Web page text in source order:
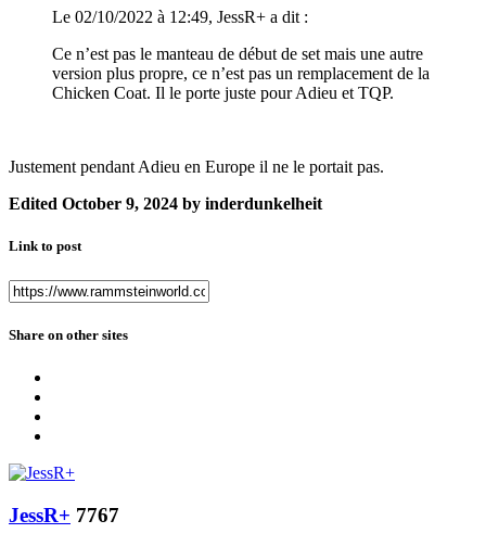
Le 02/10/2022 à 12:49, JessR+ a dit :
Ce n’est pas le manteau de début de set mais une autre
version plus propre, ce n’est pas un remplacement de la
Chicken Coat. Il le porte juste pour Adieu et TQP.
Justement pendant Adieu en Europe il ne le portait pas.
Edited October 9, 2024 by inderdunkelheit
Link to post
Share on other sites
JessR+ 7767